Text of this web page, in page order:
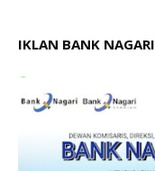
IKLAN BANK NAGARI